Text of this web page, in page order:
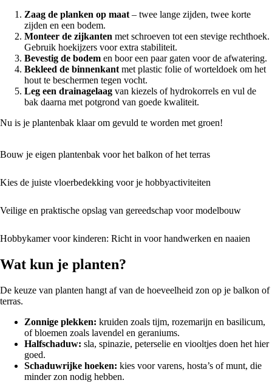
Zaag de planken op maat – twee lange zijden, twee korte
zijden en een bodem.
Monteer de zijkanten met schroeven tot een stevige rechthoek.
Gebruik hoekijzers voor extra stabiliteit.
Bevestig de bodem en boor een paar gaten voor de afwatering.
Bekleed de binnenkant met plastic folie of worteldoek om het
hout te beschermen tegen vocht.
Leg een drainagelaag van kiezels of hydrokorrels en vul de
bak daarna met potgrond van goede kwaliteit.
Nu is je plantenbak klaar om gevuld te worden met groen!
Bouw je eigen plantenbak voor het balkon of het terras
Kies de juiste vloerbedekking voor je hobbyactiviteiten
Veilige en praktische opslag van gereedschap voor modelbouw
Hobbykamer voor kinderen: Richt in voor handwerken en naaien
Wat kun je planten?
De keuze van planten hangt af van de hoeveelheid zon op je balkon of
terras.
Zonnige plekken: kruiden zoals tijm, rozemarijn en basilicum,
of bloemen zoals lavendel en geraniums.
Halfschaduw: sla, spinazie, peterselie en viooltjes doen het hier
goed.
Schaduwrijke hoeken: kies voor varens, hosta’s of munt, die
minder zon nodig hebben.